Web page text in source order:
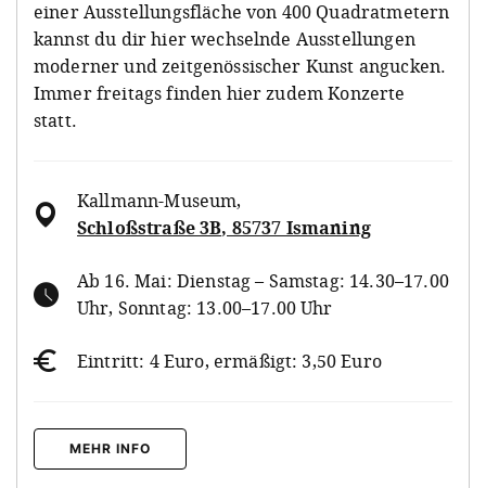
einer Ausstellungsfläche von 400 Quadratmetern
kannst du dir hier wechselnde Ausstellungen
moderner und zeitgenössischer Kunst angucken.
Immer freitags finden hier zudem Konzerte
statt.
Kallmann-Museum,
Schloßstraße 3B, 85737 Ismaning
Ab 16. Mai: Dienstag – Samstag: 14.30–17.00
Uhr, Sonntag: 13.00–17.00 Uhr
Eintritt: 4 Euro, ermäßigt: 3,50 Euro
MEHR INFO